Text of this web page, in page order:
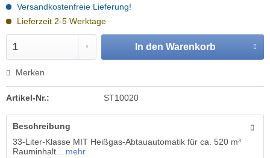
Versandkostenfreie Lieferung!
Lieferzeit 2-5 Werktage
In den Warenkorb
Merken
Artikel-Nr.: ST10020
Beschreibung
33-Liter-Klasse MIT Heißgas-Abtauautomatik für ca. 520 m³
Rauminhalt...
mehr